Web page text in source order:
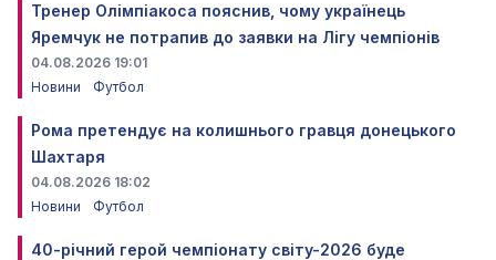
Тренер Олімпіакоса пояснив, чому українець
Яремчук не потрапив до заявки на Лігу чемпіонів
04.08.2026 19:01
Новини
Футбол
Рома претендує на колишнього гравця донецького
Шахтаря
04.08.2026 18:02
Новини
Футбол
40-річний герой чемпіонату світу-2026 буде